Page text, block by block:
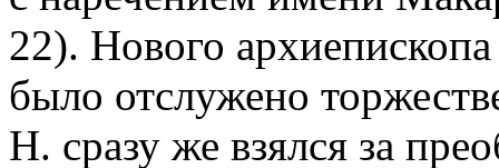
22). Нового
было отслужено
Н. сразу же взялся за